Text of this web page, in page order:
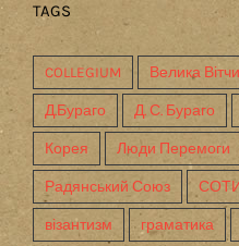
TAGS
COLLEGIUM Велика
Д.Бураго Д. С. Бураго
Корея Люди Перемоги
Радянський Союз СОТИ
візантизм граматика